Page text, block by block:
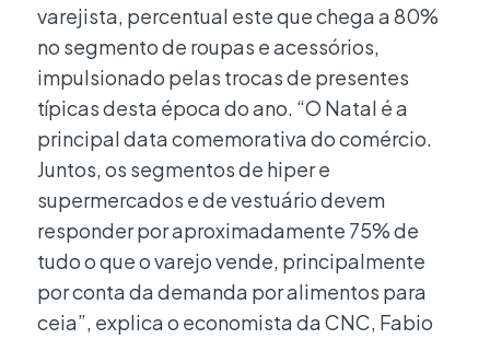
varejista, percentual este que chega a 80%
no segmento de roupas e acessórios,
impulsionado pelas trocas de presentes
típicas desta época do ano. “O Natal é a
principal data comemorativa do comércio.
Juntos, os segmentos de hiper e
supermercados e de vestuário devem
responder por aproximadamente 75% de
tudo o que o varejo vende, principalmente
por conta da demanda por alimentos para
ceia”, explica o economista da CNC, Fabio